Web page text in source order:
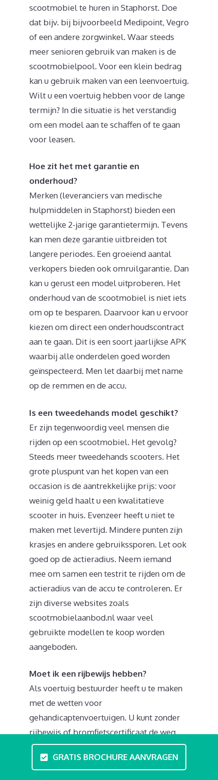
scootmobiel te huren in Staphorst. Doe
dat bijv. bij bijvoorbeeld Medipoint, Vegro
of een andere zorgwinkel. Waar steeds
meer senioren gebruik van maken is de
scootmobielpool. Voor een klein bedrag
kan u gebruik maken van een leenvoertuig.
Wilt u een voertuig hebben voor de lange
termijn? In die situatie is het verstandig
om een model aan te schaffen of te gaan
voor leasen.
Hoe zit het met garantie en
onderhoud?
Merken (leveranciers van medische
hulpmiddelen in Staphorst) bieden een
wettelijke 2-jarige garantietermijn. Tevens
kan men deze garantie uitbreiden tot
langere periodes. Een groeiend aantal
verkopers bieden ook omruilgarantie. Dan
kan u gerust een model uitproberen. Het
onderhoud van de scootmobiel is niet iets
om op te besparen. Daarvoor kan u ervoor
kiezen om direct een onderhoudscontract
aan te gaan. Dit is een soort jaarlijkse APK
waarbij alle onderdelen goed worden
geïnspecteerd. Men let daarbij met name
op de remmen en de accu.
Is een tweedehands model geschikt?
Er zijn tegenwoordig veel mensen die
rijden op een scootmobiel. Het gevolg?
Steeds meer tweedehands scooters. Het
grote pluspunt van het kopen van een
occasion is de aantrekkelijke prijs: voor
weinig geld haalt u een kwalitatieve
scooter in huis. Evenzeer heeft u niet te
maken met levertijd. Mindere punten zijn
krasjes en andere gebruikssporen. Let ook
goed op de actieradius. Neem iemand
mee om samen een testrit te rijden om de
actieradius van de accu te controleren. Er
zijn diverse websites zoals
scootmobielaanbod.nl waar veel
gebruikte modellen te koop worden
aangeboden.
Moet ik een rijbewijs hebben?
Als voertuig bestuurder heeft u te maken
met de wetten voor
gehandicaptenvoertuigen. U kunt zonder
rijbewijs of bromfietscertificaat de weg
op. U kunt wel investeren in een
rijvaardigheidscursus of theorielessen
GRATIS BROCHURE AANVRAGEN